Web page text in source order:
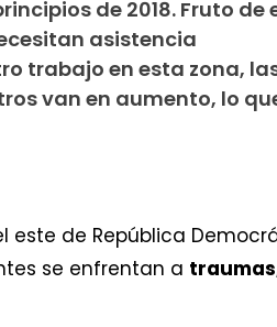
de 2018. Fruto de
asistencia
trabajo en esta zona,
van en aumento, lo
de República
se enfrentan a